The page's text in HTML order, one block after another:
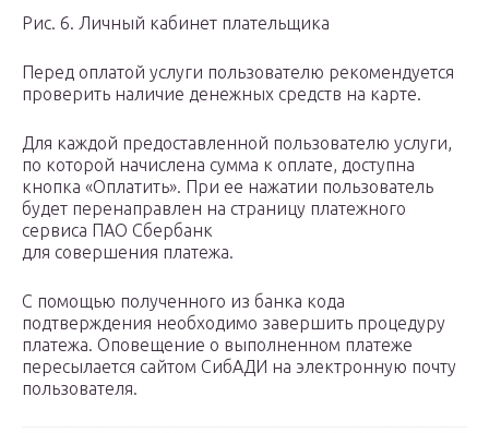
Рис. 6. Личный кабинет плательщика
Перед оплатой услуги пользователю рекомендуется
проверить наличие денежных средств на карте.
Для каждой предоставленной пользователю услуги,
по которой начислена сумма к оплате, доступна
кнопка «Оплатить». При ее нажатии пользователь
будет перенаправлен на страницу платежного
сервиса ПАО Сбербанк
для совершения платежа.
С помощью полученного из банка кода
подтверждения необходимо завершить процедуру
платежа. Оповещение о выполненном платеже
пересылается сайтом СибАДИ на электронную почту
пользователя.